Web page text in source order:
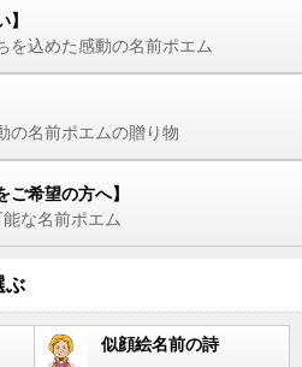
】
を込めた感動の名前ポエム
の名前ポエムの贈り物
ご希望の方へ】
な名前ポエム
ぶ
似顔絵名前の詩